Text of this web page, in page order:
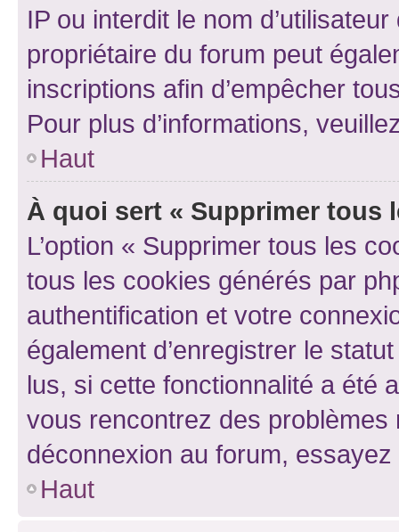
IP ou interdit le nom
propriétaire du forum peut
inscriptions afin d’empêcher
Pour plus d’informations,
Haut
À quoi sert « Supprimer tous
L’option « Supprimer tous les
tous les cookies générés par
authentification et votre
également d’enregistrer le
lus, si cette fonctionnalité a été
vous rencontrez des
déconnexion au forum,
Haut